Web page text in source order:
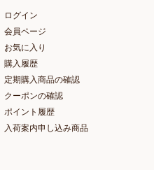
ログイン
会員ページ
お気に入り
購入履歴
定期購入商品の確認
クーポンの確認
ポイント履歴
入荷案内申し込み商品